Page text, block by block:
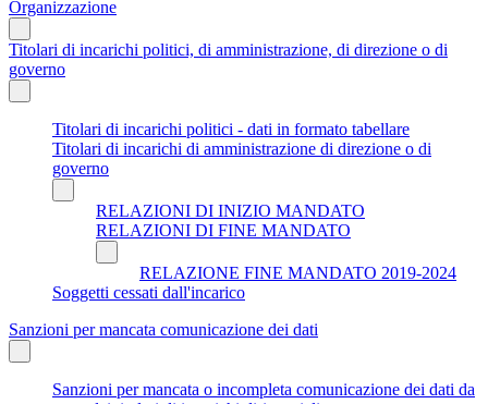
Organizzazione
Titolari di incarichi politici, di amministrazione, di direzione o di
governo
Titolari di incarichi politici - dati in formato tabellare
Titolari di incarichi di amministrazione di direzione o di
governo
RELAZIONI DI INIZIO MANDATO
RELAZIONI DI FINE MANDATO
RELAZIONE FINE MANDATO 2019-2024
Soggetti cessati dall'incarico
Sanzioni per mancata comunicazione dei dati
Sanzioni per mancata o incompleta comunicazione dei dati da